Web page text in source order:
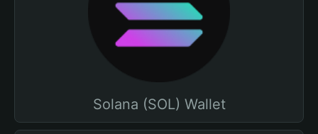
Solana (SOL) Wallet